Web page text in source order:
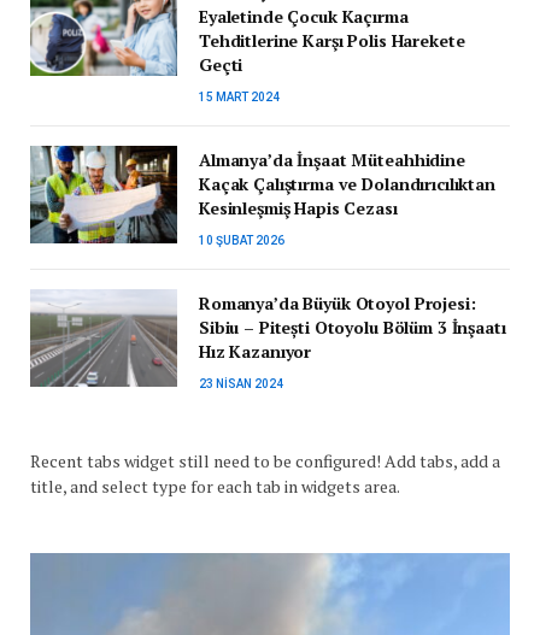
Eyaletinde Çocuk Kaçırma
Tehditlerine Karşı Polis Harekete
Geçti
15 MART 2024
Almanya’da İnşaat Müteahhidine
Kaçak Çalıştırma ve Dolandırıcılıktan
Kesinleşmiş Hapis Cezası
10 ŞUBAT 2026
Romanya’da Büyük Otoyol Projesi:
Sibiu – Pitești Otoyolu Bölüm 3 İnşaatı
Hız Kazanıyor
23 NISAN 2024
Recent tabs widget still need to be configured! Add tabs, add a
title, and select type for each tab in widgets area.